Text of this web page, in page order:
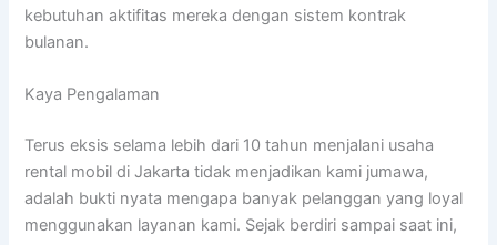
kebutuhan aktifitas mereka dengan sistem kontrak
bulanan.
Kaya Pengalaman
Terus eksis selama lebih dari 10 tahun menjalani usaha
rental mobil di Jakarta tidak menjadikan kami jumawa,
adalah bukti nyata mengapa banyak pelanggan yang loyal
menggunakan layanan kami. Sejak berdiri sampai saat ini,